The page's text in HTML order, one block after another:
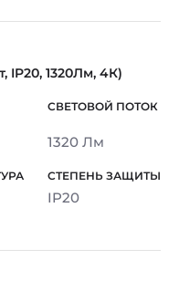
IP20, 1320Лм, 4К)
1320 Лм
IP20